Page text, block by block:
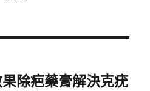
除疤藥膏解決克疣